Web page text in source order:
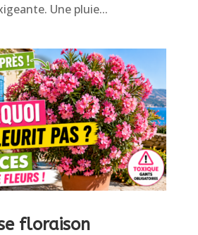
Une pluie...
floraison